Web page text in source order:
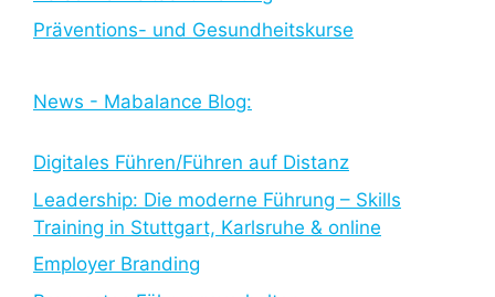
Präventions- und Gesundheitskurse
News - Mabalance Blog:
Digitales Führen/Führen auf Distanz
Leadership: Die moderne Führung – Skills
Training in Stuttgart, Karlsruhe & online
Employer Branding